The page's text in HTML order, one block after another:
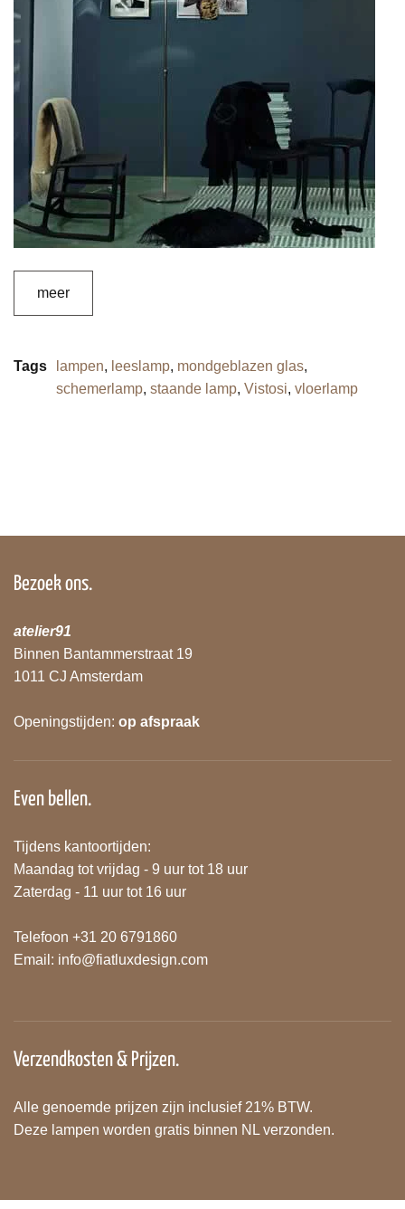
meer
Tags lampen, leeslamp, mondgeblazen glas,
schemerlamp, staande lamp, Vistosi, vloerlamp
Bezoek ons.
atelier91
Binnen Bantammerstraat 19
1011 CJ Amsterdam
Openingstijden: op afspraak
Even bellen.
Tijdens kantoortijden:
Maandag tot vrijdag - 9 uur tot 18 uur
Zaterdag - 11 uur tot 16 uur
Telefoon +31 20 6791860
Email: info@fiatluxdesign.com
Verzendkosten & Prijzen.
Alle genoemde prijzen zijn inclusief 21% BTW.
Deze lampen worden gratis binnen NL verzonden.